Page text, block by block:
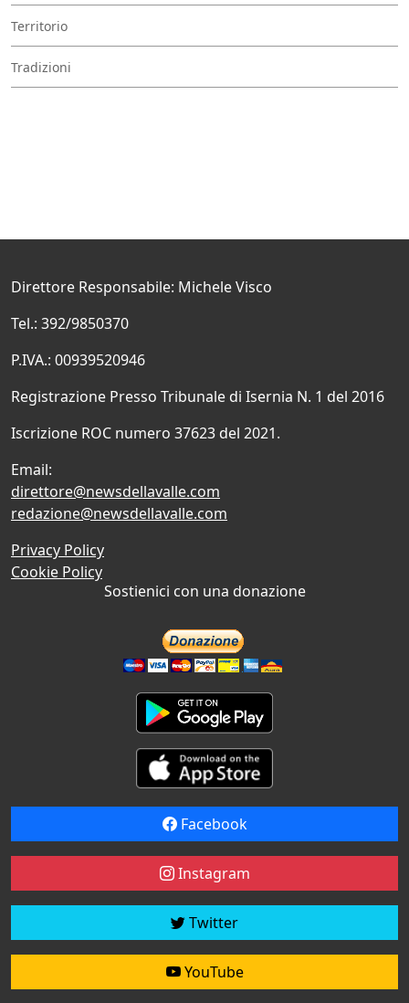
Territorio
Tradizioni
Direttore Responsabile: Michele Visco
Tel.: 392/9850370
P.IVA.: 00939520946
Registrazione Presso Tribunale di Isernia N. 1 del 2016
Iscrizione ROC numero 37623 del 2021.
Email:
direttore@newsdellavalle.com
redazione@newsdellavalle.com
Privacy Policy
Cookie Policy
Sostienici con una donazione
Facebook
Instagram
Twitter
YouTube